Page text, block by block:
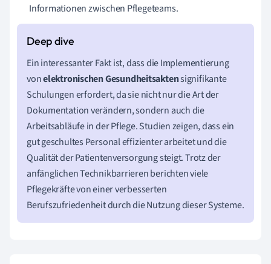
Informationen zwischen Pflegeteams.
Ein interessanter Fakt ist, dass die Implementierung
vonelektronischen Gesundheitsaktensignifikante
Schulungen erfordert, da sie nicht nur die Art der
Dokumentation verändern, sondern auch die
Arbeitsabläufe in der Pflege. Studien zeigen, dass ein
gut geschultes Personal effizienter arbeitet und die
Qualität der Patientenversorgung steigt. Trotz der
anfänglichen Technikbarrieren berichten viele
Pflegekräfte von einer verbesserten
Berufszufriedenheit durch die Nutzung dieser Systeme.